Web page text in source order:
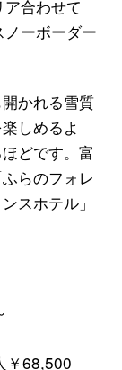
合わせて
ーボーダー
かれる雪質
しめるよ
どです。富
らのフォレ
スホテル」
￥68,500